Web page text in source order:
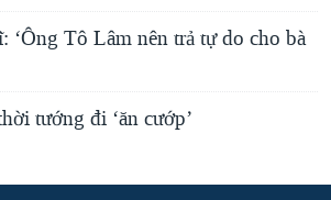
‘Ông Tô Lâm nên trả tự do cho bà
tướng đi ‘ăn cướp’